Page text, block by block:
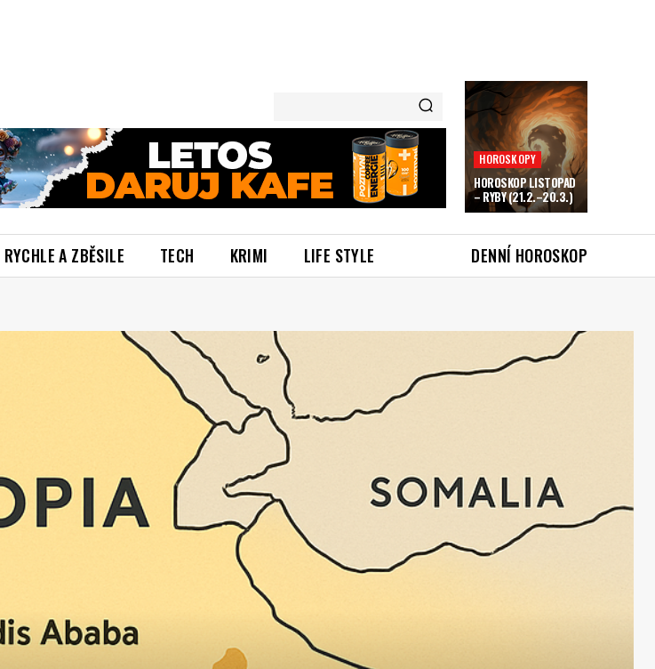
HOROSKOPY
HOROSKOP LISTOPAD
– RYBY (21.2.–20.3.)
RYCHLE A ZBĚSILE TECH KRIMI LIFE STYLE DENNÍ HOROSKOP